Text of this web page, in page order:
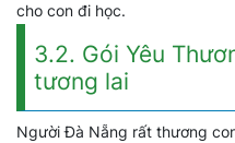
cho con đi học.
3.2. Gói Yêu
tương lai
Người Đà Nẵng rất thương